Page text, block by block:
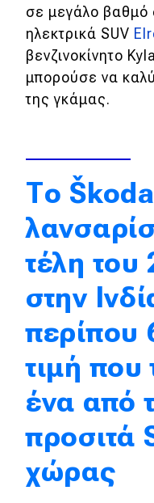
Ασφάλεια
Αγορά
Απόψεις
Δοκιμή
Αποστολή
Συγκρίνουμε
Αγώνες
Formula 1
WRC
Motorsport
Eco
Νέα
σε μεγάλο βαθμό
ηλεκτρικά SUV
βενζινοκίνητο
μπορούσε να
της γκάμας.
Το
τέλη του
στην
περίπου
τιμή που
ένα από
προσιτά
χώρας